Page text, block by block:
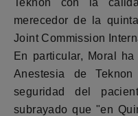
Teknon con la
merecedor de la
Joint Commission
En particular, Moral
Anestesia de
seguridad del
subrayado que "en